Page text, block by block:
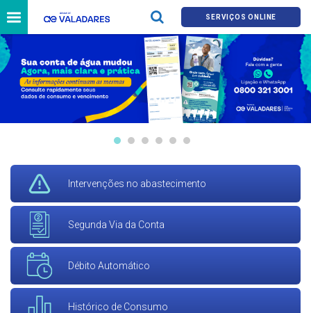
SERVIÇOS ONLINE
Intervenções no abastecimento
Segunda Via da Conta
Débito Automático
Histórico de Consumo